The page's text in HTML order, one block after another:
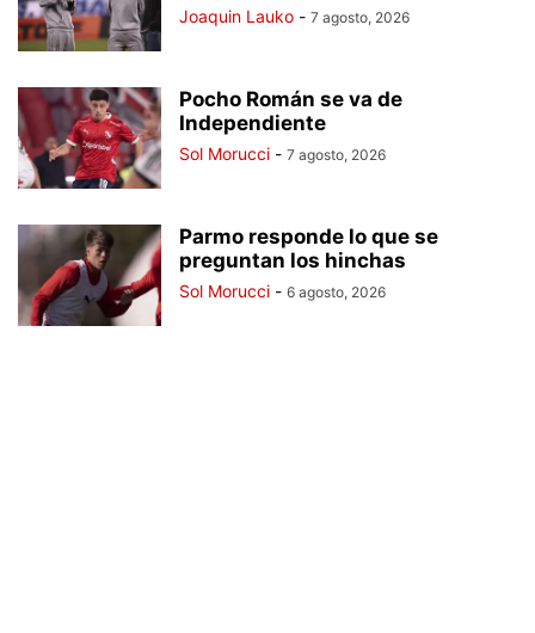
Joaquin Lauko - 7 agosto, 2026
Pocho Román se va de
Independiente
Sol Morucci - 7 agosto, 2026
Parmo responde lo que se
preguntan los hinchas
Sol Morucci - 6 agosto, 2026